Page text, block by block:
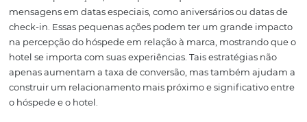
Campanhas
Automatizadas com
em Comportamento